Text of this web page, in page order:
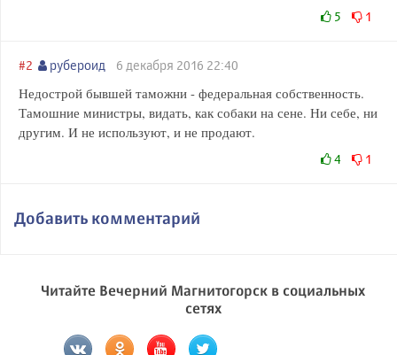
5 1
#2 рубероид 6 декабря 2016 22:40
Недострой бывшей таможни - федеральная собственность.
Тамошние министры, видать, как собаки на сене. Ни себе, ни
другим. И не используют, и не продают.
4 1
Добавить комментарий
Читайте Вечерний Магнитогорск в социальных
сетях